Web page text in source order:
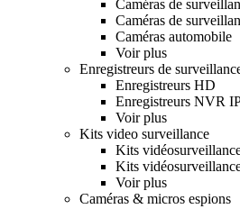
Caméras de
Caméras de
Caméras automobile
Voir plus
Enregistreurs de
Enregistreurs HD
Enregistreurs NVR
Voir plus
Kits video surveillance
Kits
Kits
Voir plus
Caméras & micros espions